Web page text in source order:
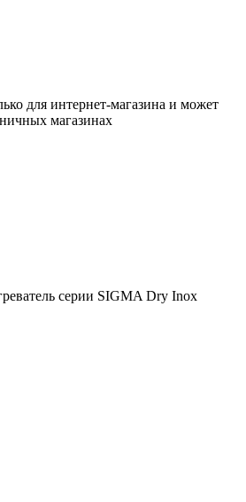
для интернет-магазина и может
магазинах
серии SIGMA Dry Inox